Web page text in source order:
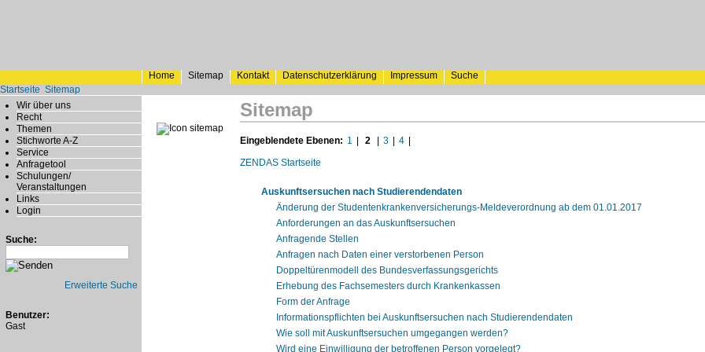
Home Sitemap Kontakt Datenschutzerklärung Impressum
Suche
Startseite Sitemap
Wir über uns
Recht
Themen
Stichworte A-Z
Service
Anfragetool
Schulungen/
Veranstaltungen
Links
Login
Suche:
Erweiterte Suche
Benutzer:
Gast
Sitemap
Eingeblendete Ebenen: 1 2 3 4
ZENDAS Startseite
Auskunftsersuchen nach Studierendendaten
Änderung der Studentenkrankenversicherungs-Meldeverordnung ab dem 01.01.2017
Anforderungen an das Auskunftsersuchen
Anfragende Stellen
Anfragen nach Daten einer verstorbenen Person
Doppeltürenmodell des Bundesverfassungsgerichts
Erhebung des Fachsemesters durch Krankenkassen
Form der Anfrage
Informationspflichten bei Auskunftsersuchen nach Studierendendaten
Wie soll mit Auskunftsersuchen umgegangen werden?
Wird eine Einwilligung der betroffenen Person vorgelegt?